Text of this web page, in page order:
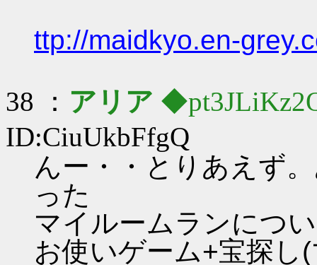
ttp://maidkyo.en-
38 ： アリア
ID:CiuUkbFfgQ
んー・・とりあえず
った
マイルームランにつ
お使いゲーム+宝探し